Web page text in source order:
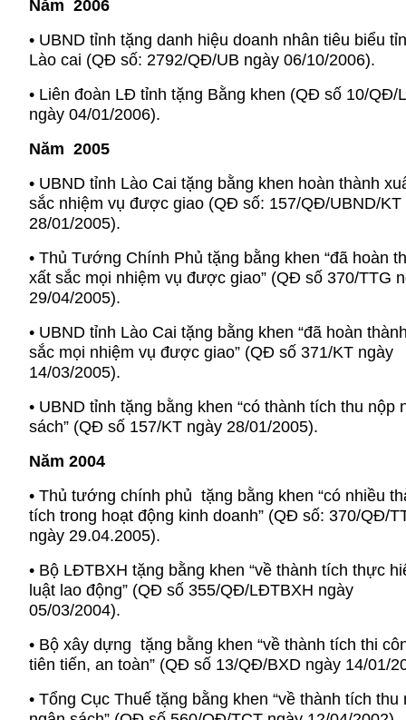
Năm 2006
• UBND tỉnh tặng danh hiệu doanh nhân tiêu biểu
Lào cai (QĐ số: 2792/QĐ/UB ngày 06/10/2006).
• Liên đoàn LĐ tỉnh tặng Bằng khen (QĐ số 10/
ngày 04/01/2006).
Năm 2005
• UBND tỉnh Lào Cai tặng bằng khen hoàn thành
sắc nhiệm vụ được giao (QĐ số: 157/QĐ/UBND/KT
28/01/2005).
• Thủ Tướng Chính Phủ tặng bằng khen “đã hoàn
xất sắc mọi nhiệm vụ được giao” (QĐ số 370/TTG
29/04/2005).
• UBND tỉnh Lào Cai tặng bằng khen “đã hoàn
sắc mọi nhiệm vụ được giao” (QĐ số 371/KT ngày
14/03/2005).
• UBND tỉnh tặng bằng khen “có thành tích thu nộp
sách” (QĐ số 157/KT ngày 28/01/2005).
Năm 2004
• Thủ tướng chính phủ tặng bằng khen “có nhiều
tích trong hoạt động kinh doanh” (QĐ số: 370/QĐ/
ngày 29.04.2005).
• Bộ LĐTBXH tặng bằng khen “về thành tích thực
luật lao động” (QĐ số 355/QĐ/LĐTBXH ngày
05/03/2004).
• Bộ xây dựng tặng bằng khen “về thành tích thi
tiên tiến, an toàn” (QĐ số 13/QĐ/BXD ngày 14/01/
• Tổng Cục Thuế tặng bằng khen “về thành tích thu